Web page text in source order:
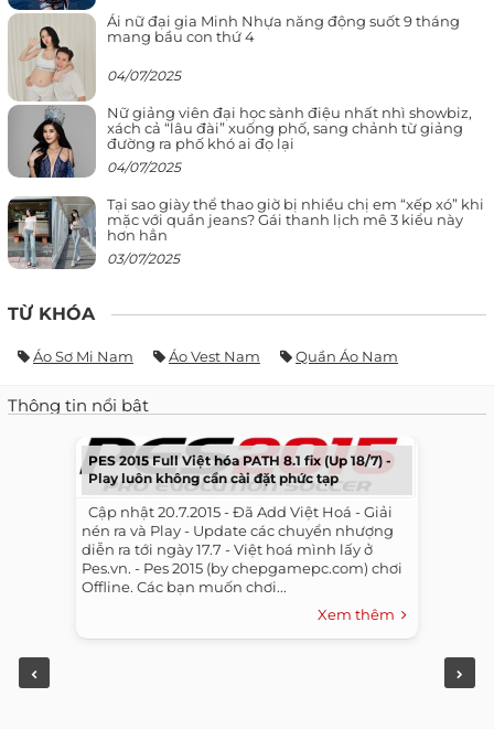
Ái nữ đại gia Minh Nhựa năng động suốt 9 tháng
mang bầu con thứ 4
04/07/2025
Nữ giảng viên đại học sành điệu nhất nhì showbiz,
xách cả “lâu đài” xuống phố, sang chảnh từ giảng
đường ra phố khó ai đọ lại
04/07/2025
Tại sao giày thể thao giờ bị nhiều chị em “xếp xó” khi
mặc với quần jeans? Gái thanh lịch mê 3 kiểu này
hơn hẳn
03/07/2025
TỪ KHÓA
Áo Sơ Mi Nam Áo Vest Nam Quần Áo Nam
Thông tin nổi bật
PES 2015 Full Việt hóa PATH 8.1 fix (Up 18/7) -
Play luôn không cần cài đặt phức tạp
​ ​ Cập nhật 20.7.2015 - Đã Add Việt Hoá - Giải
nén ra và Play - Update các chuyển nhượng
diễn ra tới ngày 17.7 - Việt hoá mình lấy ở
Pes.vn. - Pes 2015 (by chepgamepc.com) chơi
Offline. Các bạn muốn chơi...
Xem thêm